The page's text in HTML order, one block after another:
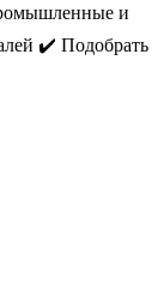
и
✔️ Подобрать